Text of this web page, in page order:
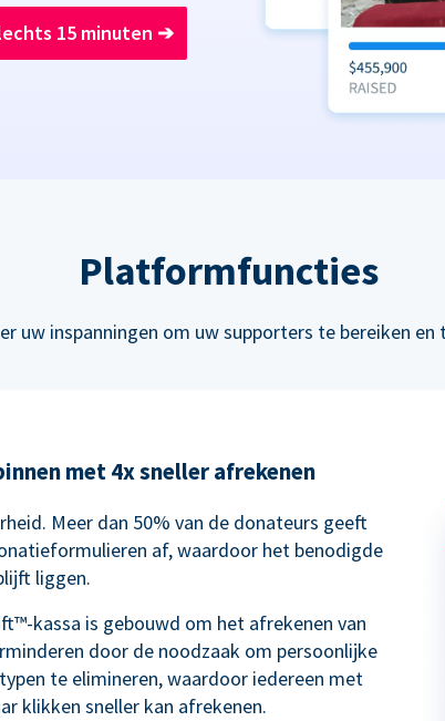
15 minuten ➔
Platformfuncties
uw inspanningen om uw supporters te bereiken en
met 4x sneller afrekenen
Meer dan 50% van de donateurs geeft
af, waardoor het benodigde
liggen.
kassa is gebouwd om het afrekenen van
door de noodzaak om persoonlijke
te elimineren, waardoor iedereen met
klikken sneller kan afrekenen.